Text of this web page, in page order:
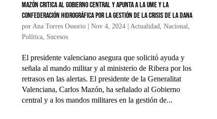
Mazón critica al Gobierno central y apunta a la UME y la
Confederación Hidrográfica por la gestión de la crisis de la DANA
por Ana Torres Ossorio| Nov 4, 2024| Actualidad, Nacional,
Política, Sucesos
El presidente valenciano asegura que solicitó ayuda y
señala al mando militar y al ministerio de Ribera por los
retrasos en las alertas. El presidente de la Generalitat
Valenciana, Carlos Mazón, ha señalado al Gobierno
central y a los mandos militares en la gestión de...